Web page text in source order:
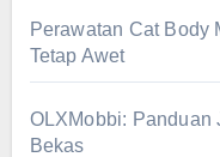
Perawatan Cat Body
Tetap Awet
OLXMobbi: Panduan
Bekas